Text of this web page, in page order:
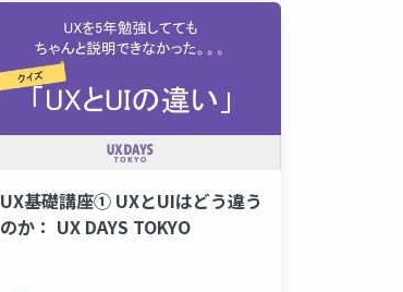
UX基礎講座① UXとUIはどう違う
のか： UX DAYS TOKYO